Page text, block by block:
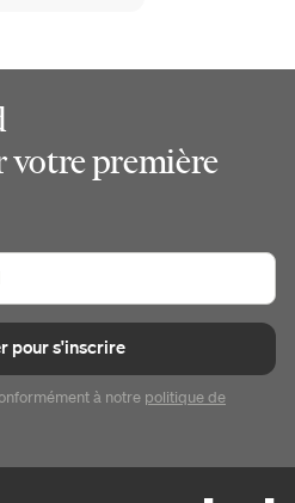
votre première
pour s'inscrire
à notre politique de